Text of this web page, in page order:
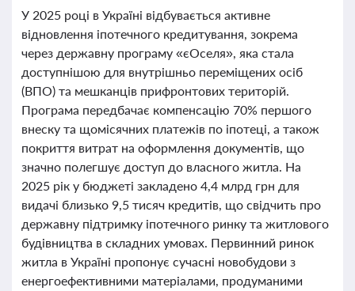
У 2025 році в Україні відбувається активне
відновлення іпотечного кредитування, зокрема
через державну програму «єОселя», яка стала
доступнішою для внутрішньо переміщених осіб
(ВПО) та мешканців прифронтових територій.
Програма передбачає компенсацію 70% першого
внеску та щомісячних платежів по іпотеці, а також
покриття витрат на оформлення документів, що
значно полегшує доступ до власного житла. На
2025 рік у бюджеті закладено 4,4 млрд грн для
видачі близько 9,5 тисяч кредитів, що свідчить про
державну підтримку іпотечного ринку та житлового
будівництва в складних умовах. Первинний ринок
житла в Україні пропонує сучасні новобудови з
енергоефективними матеріалами, продуманими